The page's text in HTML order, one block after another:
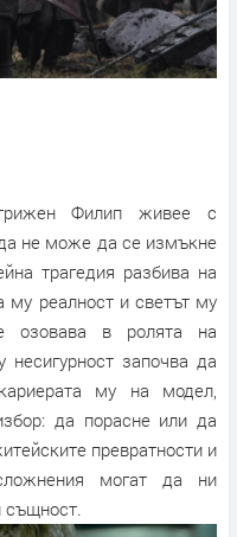
Филип живее с
не може да се измъкне
трагедия разбива на
му реалност и светът му
озовава в ролята на
започва да
му на модел,
да порасне или да
превратности и
могат да ни
същност.